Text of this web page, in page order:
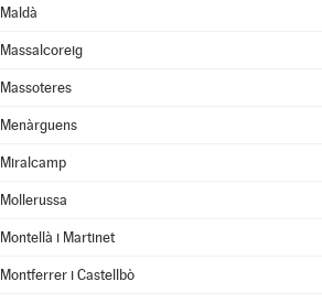
Maldà
Massalcoreig
Massoteres
Menàrguens
Miralcamp
Mollerussa
Montellà i Martinet
Montferrer i Castellbò